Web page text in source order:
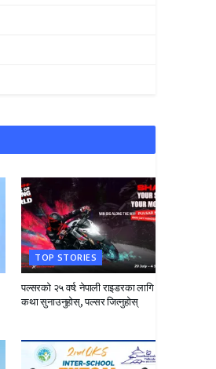
TOP STORIES
पल्सरको २५ वर्ष: नेपाली राइडरका लागि सुनौलो अवसर
कथा सुनाउनुहोस्, पल्सर जित्नुहोस्